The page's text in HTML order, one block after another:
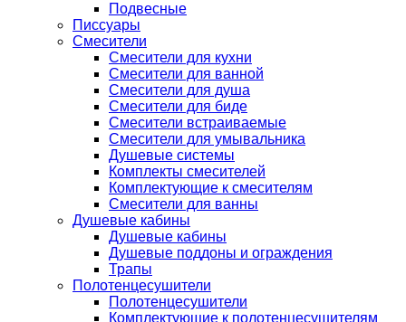
Подвесные
Писсуары
Смесители
Смесители для кухни
Смесители для ванной
Смесители для душа
Смесители для биде
Смесители встраиваемые
Смесители для умывальника
Душевые системы
Комплекты смесителей
Комплектующие к смесителям
Смесители для ванны
Душевые кабины
Душевые кабины
Душевые поддоны и ограждения
Трапы
Полотенцесушители
Полотенцесушители
Комплектующие к полотенцесушителям